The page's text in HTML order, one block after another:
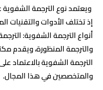
ويعتمد نوع الترجمة
إذ تختلف الأدوات والتقنيات
أنواع الترجمة الشفوية:
والترجمة المنظورة، ويقدم
الترجمة الشفوية بالاعتماد
والمتخصصين في هذا المجال.